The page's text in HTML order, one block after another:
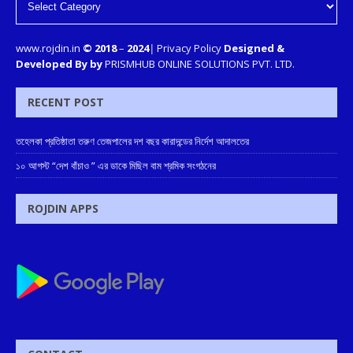
www.rojdin.in © 2018– 2024| Privacy Policy Designed &
Developed By byPRISMHUB ONLINE SOLUTIONS PVT. LTD.
RECENT POST
তহেলকা প্রতিষ্ঠাতা তরুণ তেজপালের দশ বছর কারাদন্ডের নির্দেশ আদালতের
১০ আগস্ট “দেশ বাঁচাও ” এর ডাকে মিছিল বাম শ্রমিক সংগঠনের
ROJDIN APPS